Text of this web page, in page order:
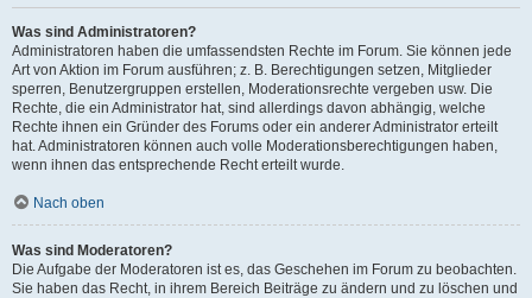
Was sind Administratoren?
Administratoren haben die umfassendsten Rechte im Forum. Sie können jede
Art von Aktion im Forum ausführen; z. B. Berechtigungen setzen, Mitglieder
sperren, Benutzergruppen erstellen, Moderationsrechte vergeben usw. Die
Rechte, die ein Administrator hat, sind allerdings davon abhängig, welche
Rechte ihnen ein Gründer des Forums oder ein anderer Administrator erteilt
hat. Administratoren können auch volle Moderationsberechtigungen haben,
wenn ihnen das entsprechende Recht erteilt wurde.
Nach oben
Was sind Moderatoren?
Die Aufgabe der Moderatoren ist es, das Geschehen im Forum zu beobachten.
Sie haben das Recht, in ihrem Bereich Beiträge zu ändern und zu löschen und